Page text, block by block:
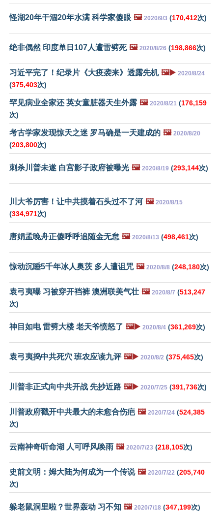
怪湖20年干涸20年水满 科学家傻眼 🖼️ 2020/9/3 (170,412次)
绝非偶然 印度单日107人遭雷劈死 🖼️ 2020/8/26 (198,866次)
习近平完了！纪录片《大疫袭来》透露先机 🖼️▶️ 2020/8/24
(375,403次)
罕见病业全家还 英女童脏器天生外露 🖼️ 2020/8/21 (176,159
次)
考古学家发现惊天之迷 罗马确是一天建成的 🖼️ 2020/8/20
(203,800次)
刺杀川普未遂 白宫影子政府被曝光 🖼️ 2020/8/19 (293,144次)
川大爷厉害！让中共摸着石头过不了河 🖼️ 2020/8/15
(334,971次)
唐娟孟晚舟正傻呼呼追随金无怠 🖼️ 2020/8/13 (498,461次)
惊动沉睡5千年冰人奥茨 多人遭诅咒 🖼️ 2020/8/8 (248,180次)
袁弓夷曝 习被穿开裆裤 澳洲联美气壮 🖼️ 2020/8/7 (513,247
次)
神目如电 雷劈大楼 老天爷愤怒了 🖼️▶️ 2020/8/4 (361,269次)
袁弓夷捣中共死穴 班农应读九评 🖼️▶️ 2020/8/2 (375,465次)
川普非正式向中共开战 先抄近路 🖼️▶️ 2020/7/25 (391,736次)
川普政府戳开中共最大的未愈合伤疤 🖼️ 2020/7/24 (524,385
次)
云南神奇听命湖 人可呼风唤雨 🖼️ 2020/7/23 (218,105次)
史前文明：姆大陆为何成为一个传说 🖼️ 2020/7/22 (205,740
次)
躲老鼠洞里啦？世界轰动 习不知 🖼️ 2020/7/18 (347,199次)